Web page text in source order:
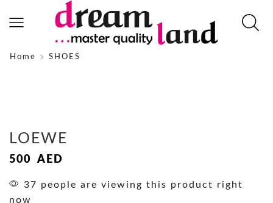
Home SHOES
LOEWE
500 AED
37 people are viewing this product right
now